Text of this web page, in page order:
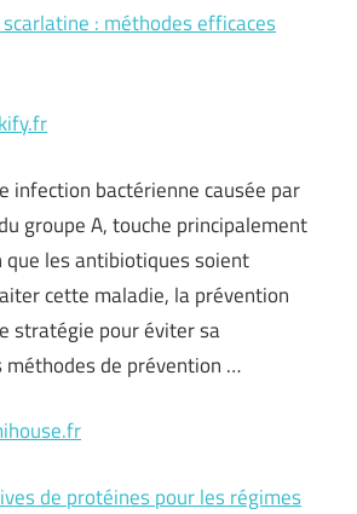
: méthodes efficaces
infection bactérienne causée par
groupe A, touche principalement
que les antibiotiques soient
cette maladie, la prévention
stratégie pour éviter sa
méthodes de prévention …
de protéines pour les régimes